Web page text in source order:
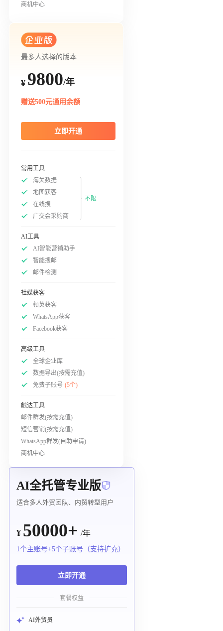
商机中心
最多人选择的版本
¥ 9800/年
赠送500元通用余额
立即开通
常用工具
海关数据
地图获客
在线搜
广交会采购商
不限
AI工具
AI智能营销助手
智能搜邮
邮件检测
社媒获客
领英获客
WhatsApp获客
Facebook获客
高级工具
全球企业库
数据导出(按需充值)
免费子账号 (5个)
触达工具
邮件群发(按需充值)
短信营销(按需充值)
WhatsApp群发(自助申请)
商机中心
AI全托管专业版
适合多人外贸团队、内贸转型用户
¥ 50000+ /年
1个主账号+5个子账号（支持扩充）
立即开通
套餐权益
AI外贸员